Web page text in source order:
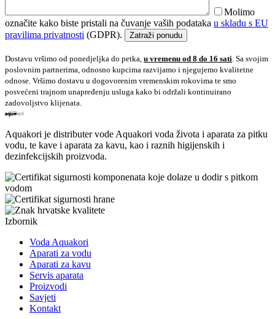
Molimo
označite kako biste pristali na čuvanje vaših podataka u skladu s EU
pravilima privatnosti (GDPR). Zatraži ponudu
Dostavu vršimo od ponedjeljka do petka, u vremenu od 8 do 16 sati . Sa svojim
poslovnim partnerima, odnosno kupcima razvijamo i njegujemo kvalitetne
odnose. Vršimo dostavu u dogovorenim vremenskim rokovima te smo
posvećeni trajnom unapređenju usluga kako bi održali kontinuirano
zadovoljstvo klijenata.
Aquakori je distributer vode Aquakori voda života i aparata za pitku
vodu, te kave i aparata za kavu, kao i raznih higijenskih i
dezinfekcijskih proizvoda.
Izbornik
Voda Aquakori
Aparati za vodu
Aparati za kavu
Servis aparata
Proizvodi
Savjeti
Kontakt